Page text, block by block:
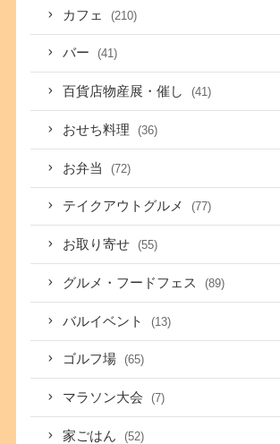
カフェ (210)
バー (41)
百貨店物産展・催し (41)
おせち料理 (36)
お弁当 (72)
テイクアウトグルメ (77)
お取り寄せ (55)
グルメ・フードフェス (89)
バルイベント (13)
ゴルフ場 (65)
マラソン大会 (7)
家ごはん (52)